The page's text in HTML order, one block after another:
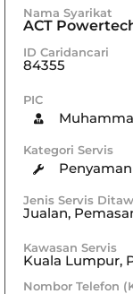
Nama Syarikat
ACT
ID Caridancari
84355
PIC
Kategori Servis
Jenis Servis
Jualan,
Kawasan Servis
Kuala Lumpur,
Nombor Telefon